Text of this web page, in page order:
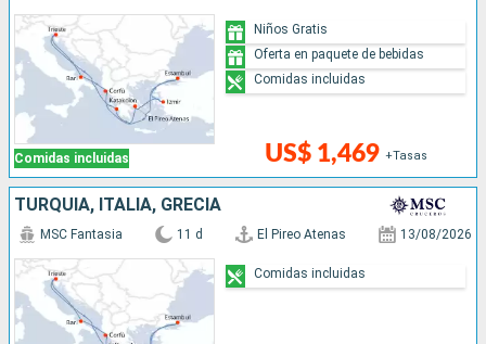
Comidas incluidas US$ 1,469 +Tasas
Niños Gratis
Oferta en paquete de bebidas
Comidas incluidas
TURQUÍA, ITALIA, GRECIA
MSC Fantasia 11 d El Pireo Atenas 13/08/2026
Comidas incluidas